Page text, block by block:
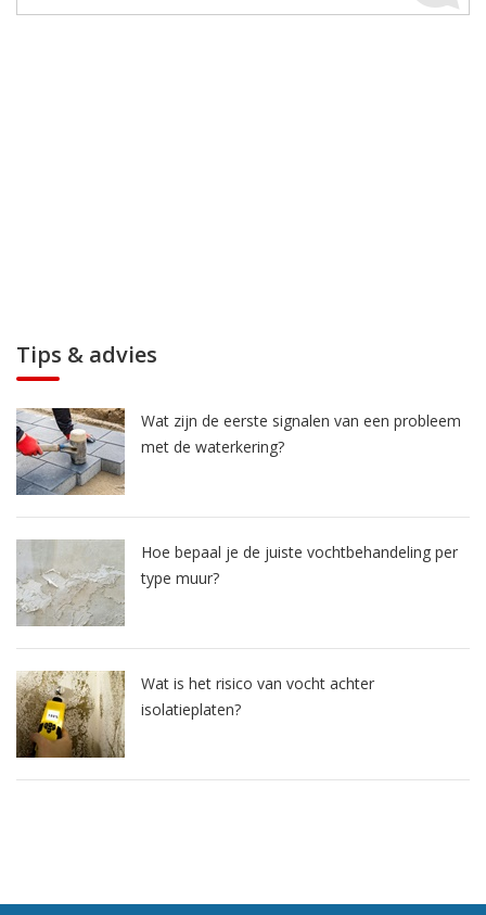
Tips & advies
Wat zijn de eerste signalen van een probleem
met de waterkering?
Hoe bepaal je de juiste vochtbehandeling per
type muur?
Wat is het risico van vocht achter
isolatieplaten?